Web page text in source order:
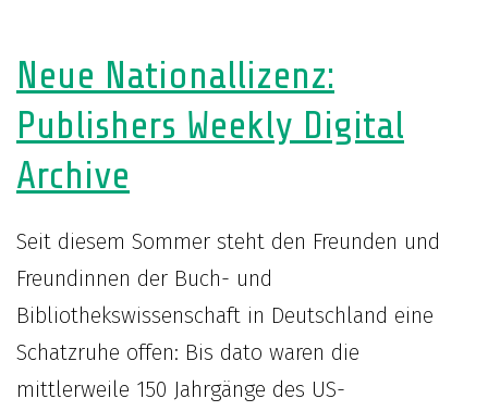
Neue Nationallizenz:
Publishers Weekly Digital
Archive
Seit diesem Sommer steht den Freunden und
Freundinnen der Buch- und
Bibliothekswissenschaft in Deutschland eine
Schatzruhe offen: Bis dato waren die
mittlerweile 150 Jahrgänge des US-